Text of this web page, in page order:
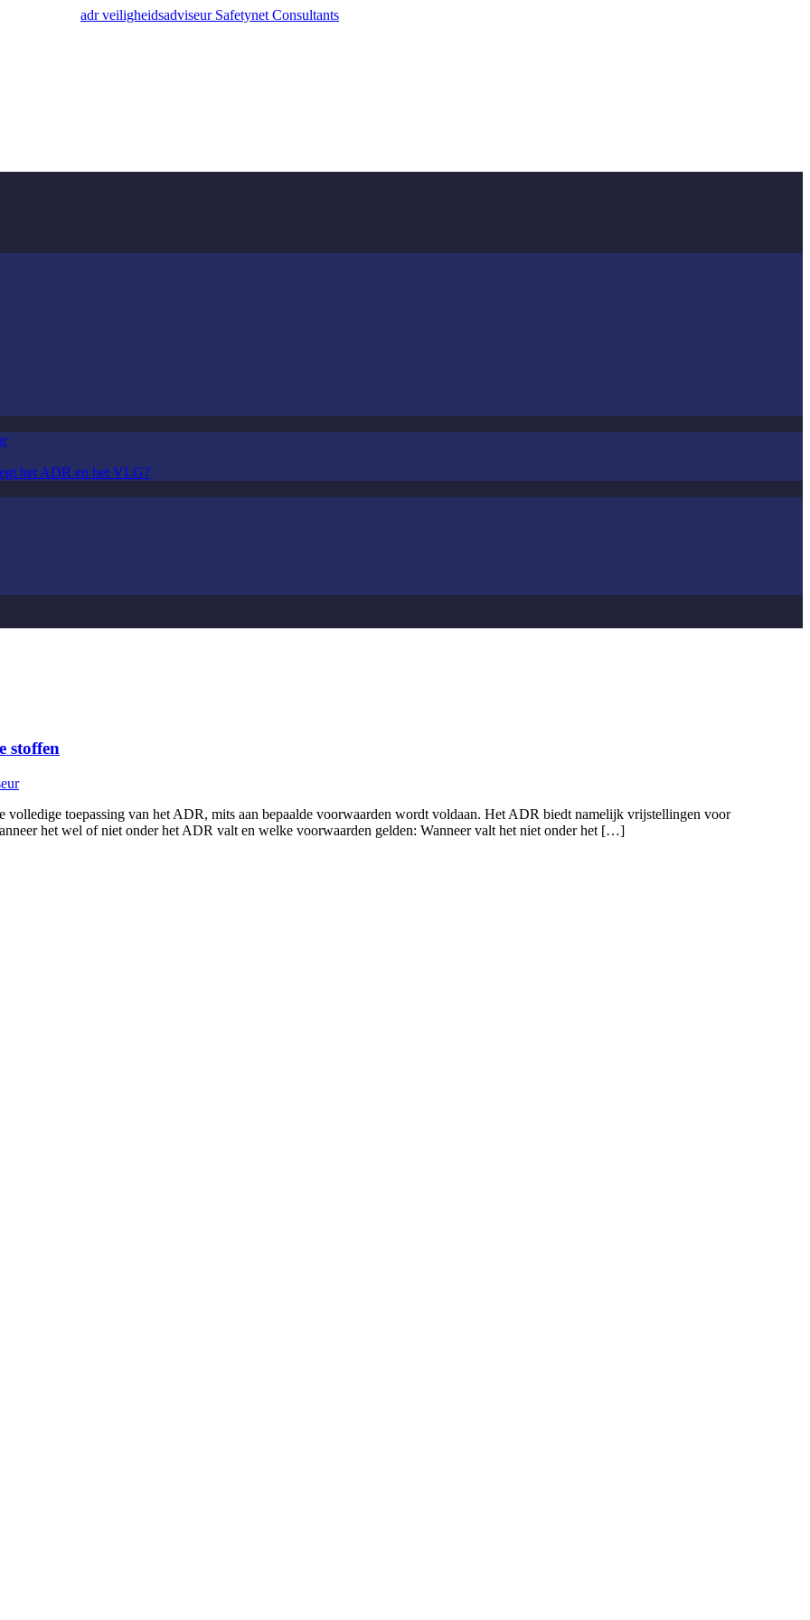
het ADR en het VLG?
stoffen
toepassing van het ADR, mits aan bepaalde voorwaarden wordt voldaan. Het ADR biedt namelijk vrijstellingen voor
het wel of niet onder het ADR valt en welke voorwaarden gelden: Wanneer valt het niet onder het […]